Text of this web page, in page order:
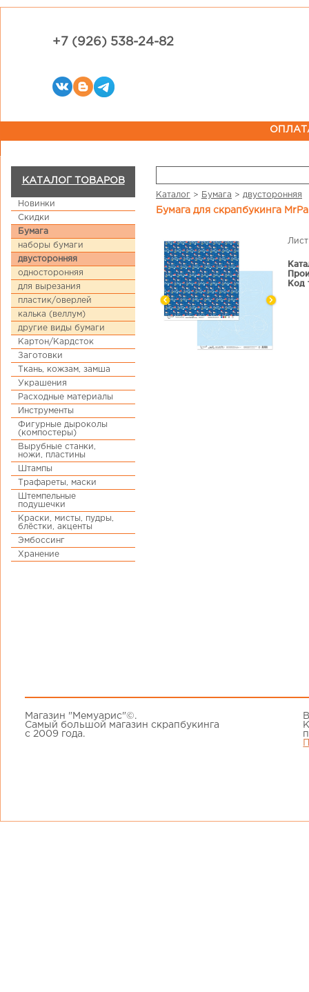
+7 (926) 538-24-82
КАТАЛОГ ТОВАРОВ
Новинки
Скидки
Бумага
наборы бумаги
двусторонняя
односторонняя
для вырезания
пластик/оверлей
калька (веллум)
другие виды бумаги
Картон/Кардсток
Заготовки
Ткань, кожзам, замша
Украшения
Расходные материалы
Инструменты
Фигурные дыроколы
(компостеры)
Вырубные станки,
ножи, пластины
Штампы
Трафареты, маски
Штемпельные
подушечки
Краски, мисты, пудры,
блёстки, акценты
Эмбоссинг
Хранение
Каталог > Бумага > двусторонняя
Бумага для скрапбукинга
Код
Магазин "Мемуарис"©.
Самый большой магазин скрапбукинга
с 2009 года.